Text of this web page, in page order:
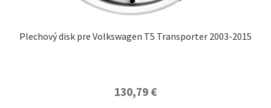
Plechový disk pre Volkswagen T5 Transporter 2003-2015
130,79 €